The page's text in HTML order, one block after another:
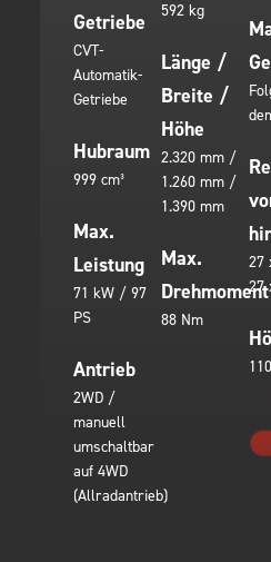
Getriebe
CVT-
Automatik-
Getriebe
Hubraum
999 cm³
Max.
Leistung
71 kW / 97
PS
Antrieb
2WD /
manuell
umschaltbar
auf 4WD
(Allradantrieb)
592 kg
Länge /
Breite /
Höhe
2.320 mm /
1.260 mm /
1.390 mm
Max.
Drehmoment
88 Nm
27
27